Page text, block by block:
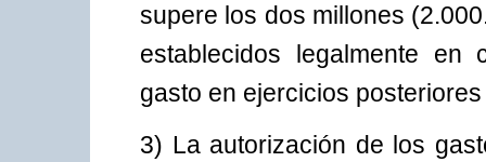
supere los dos millones
establecidos legalmente en
gasto en ejercicios
3) La autorización de los